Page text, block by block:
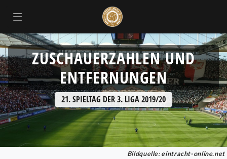
ZUSCHAUERZAHLEN UND
ENTFERNUNGEN
21. SPIELTAG DER 3. LIGA 2019/20
Bildquelle: eintracht-online.net